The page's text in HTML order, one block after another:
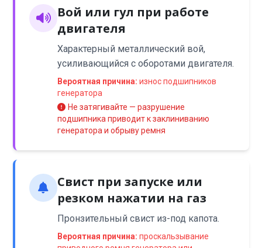
Вой или гул при работе
двигателя
Характерный металлический вой,
усиливающийся с оборотами двигателя.
Вероятная причина: износ подшипников
генератора
Не затягивайте — разрушение
подшипника приводит к заклиниванию
генератора и обрыву ремня
Свист при запуске или
резком нажатии на газ
Пронзительный свист из-под капота.
Вероятная причина: проскальзывание